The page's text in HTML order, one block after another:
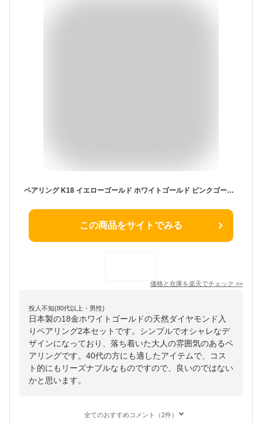
ペアリング K18 イエローゴールド ホワイトゴールド ピンクゴールド ダイヤモンド 2本セット 天然ダイヤ 品質保証書 金属アレルギー 日本製 おしゃれ ジュエリー プレゼント ギフト クリスマス 卒業式 入学式 卒園式 入園式 お祝い
この商品をサイトでみる
価格と在庫を楽天でチェック >>
投人不知(80代以上・男性)
日本製の18金ホワイトゴールドの天然ダイヤモンド入
りペアリング2本セットです。シンプルでオシャレなデ
ザインになっており、落ち着いた大人の雰囲気のあるペ
アリングです。40代の方にも適したアイテムで、コス
ト的にもリーズナブルなものですので、良いのではない
かと思います。
全てのおすすめコメント（2件）